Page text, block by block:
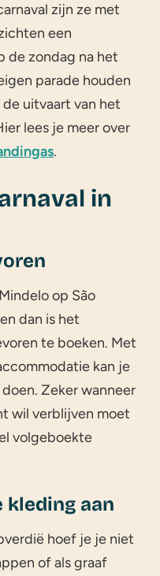
zijn ze met
een
de zondag na het
parade houden
uitvaart van het
lees je meer over
.
in
op São
dan is het
te boeken. Met
kan je
Zeker wanneer
wil verblijven moet
volgeboekte
kleding aan
hoef je je niet
of als graaf